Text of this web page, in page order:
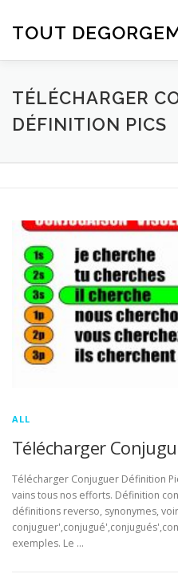
TOUT
TÉLÉCHARGER
DÉFINITION PICS
ALL
Télécharger
Télécharger Conjuguer Définition
vains tous nos efforts. Définition
définitions reverso, synonymes,
exemples. Le …